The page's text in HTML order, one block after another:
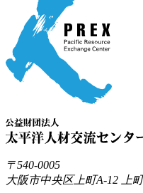
〒540-0005
大阪市中央区上町A-12
上